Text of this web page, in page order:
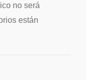
no será
están